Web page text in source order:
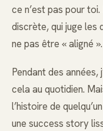
ce n’est pas pour
discrète, qui juge les
ne pas être « aligné ».
Pendant des années,
cela au quotidien.
l’histoire de
une success story